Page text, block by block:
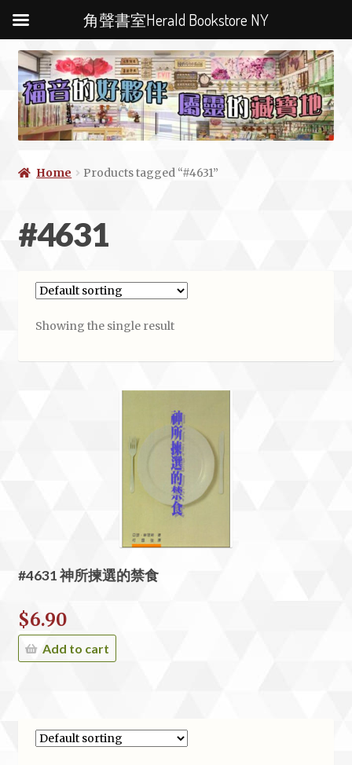
Home Products tagged “#4631”
#4631
Showing the single result
#4631 神所揀選的禁食
$6.90
Add to cart
角聲書室Herald Bookstore NY